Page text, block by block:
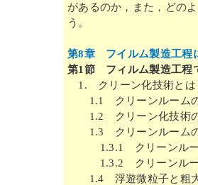
があるのか，また，どの
う。
第8章 フイルム製造工程
第1節 フィルム製造工程
1. クリーン化技術とは
1.1 クリーンルームの
1.2 クリーン化技術
1.3 クリーンルームの
1.3.1 クリーンルー
1.3.2 クリーンルー
1.4 浮遊微粒子と粗